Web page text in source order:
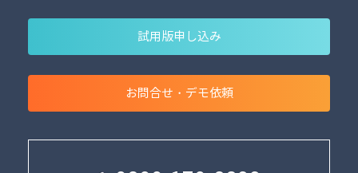
試用版申し込み
お問合せ・デモ依頼